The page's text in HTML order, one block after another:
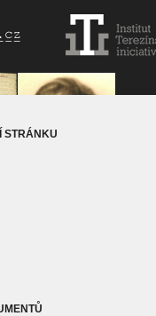
STRÁNKU